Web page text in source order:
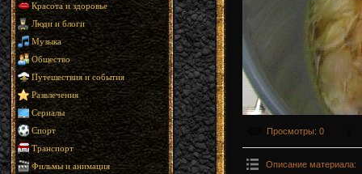
Красота и здоровье
Люди и блоги
Музыка
Общество
Путешествия и события
Развлечения
Сериалы
Спорт
Транспорт
Фильмы и анимация
Просмотры: 0
Описание материала: